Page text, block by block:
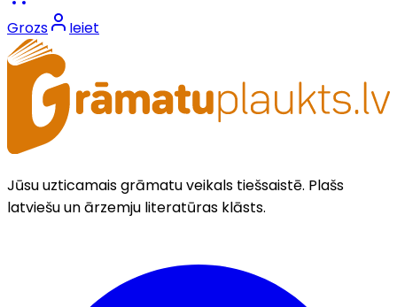
Grozs Ieiet
Jūsu uzticamais grāmatu veikals tiešsaistē. Plašs
latviešu un ārzemju literatūras klāsts.